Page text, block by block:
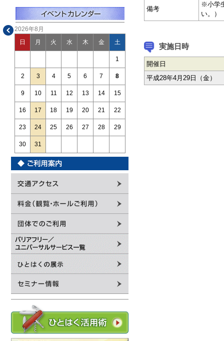
2026年8月
日 月 火 水 木 金 土
1
2 3 4 5 6 7 8
9 10 11 12 13 14 15
16 17 18 19 20 21 22
23 24 25 26 27 28 29
30 31
備考
※小学
い。）
実施日時
開催日
平成28年4月29日（金）